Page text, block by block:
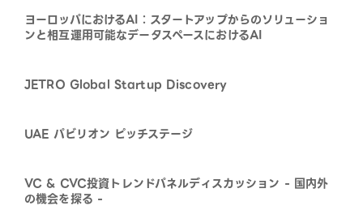
ヨーロッパにおけるAI：スタートアップからのソリューショ
ンと相互運用可能なデータスペースにおけるAI
JETRO Global Startup Discovery
UAE パビリオン ピッチステージ
VC & CVC投資トレンドパネルディスカッション - 国内外
の機会を探る -